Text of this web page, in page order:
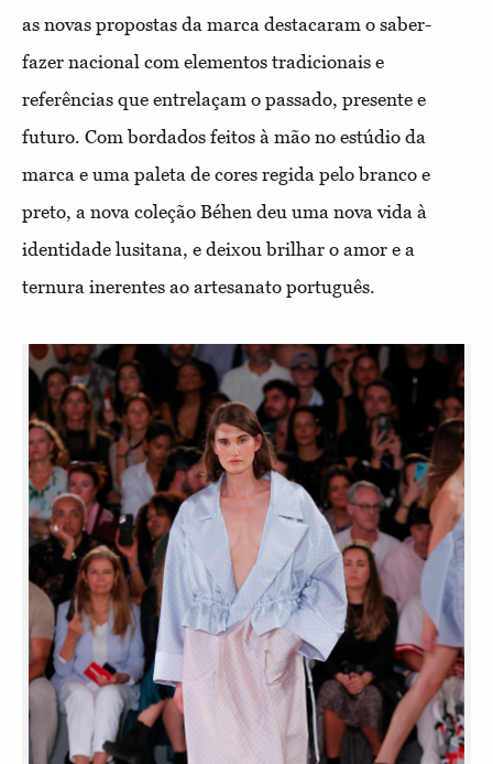
as novas propostas da marca destacaram o saber-
fazer nacional com elementos tradicionais e
referências que entrelaçam o passado, presente e
futuro. Com bordados feitos à mão no estúdio da
marca e uma paleta de cores regida pelo branco e
preto, a nova coleção Béhen deu uma nova vida à
identidade lusitana, e deixou brilhar o amor e a
ternura inerentes ao artesanato português.